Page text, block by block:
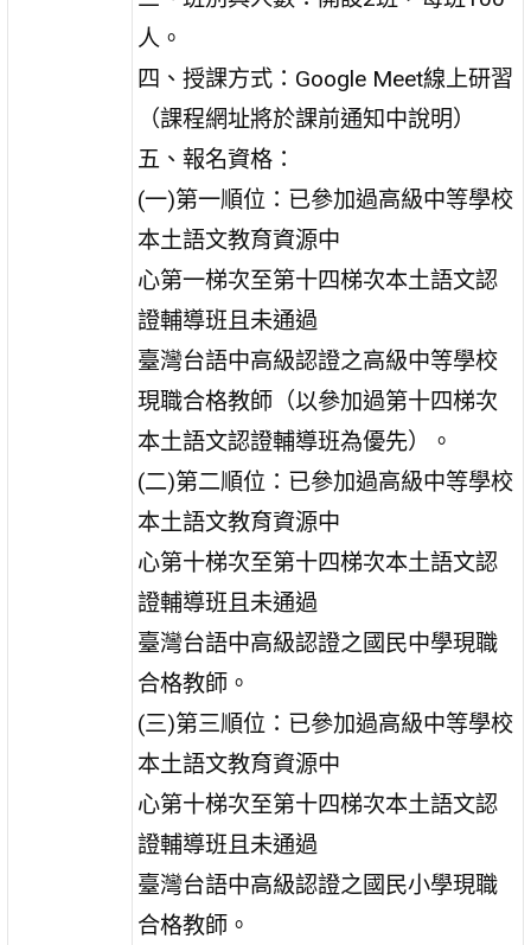
人。
四、授課方式：Google Meet線上研習
（課程網址將於課前通知中說明）
五、報名資格：
(一)第一順位：已參加過高級中等學校
本土語文教育資源中
心第一梯次至第十四梯次本土語文認
證輔導班且未通過
臺灣台語中高級認證之高級中等學校
現職合格教師（以參加過第十四梯次
本土語文認證輔導班為優先）。
(二)第二順位：已參加過高級中等學校
本土語文教育資源中
心第十梯次至第十四梯次本土語文認
證輔導班且未通過
臺灣台語中高級認證之國民中學現職
合格教師。
(三)第三順位：已參加過高級中等學校
本土語文教育資源中
心第十梯次至第十四梯次本土語文認
證輔導班且未通過
臺灣台語中高級認證之國民小學現職
合格教師。